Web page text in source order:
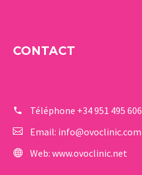
CONTACT
Téléphone +34 951 495 606
Email: info@ovoclinic.com
Web: www.ovoclinic.net